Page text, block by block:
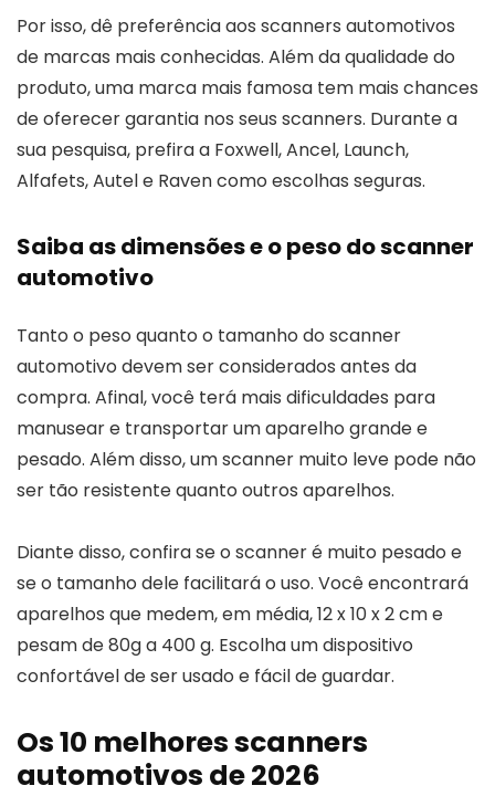
Por isso, dê preferência aos scanners automotivos
de marcas mais conhecidas. Além da qualidade do
produto, uma marca mais famosa tem mais chances
de oferecer garantia nos seus scanners. Durante a
sua pesquisa, prefira a Foxwell, Ancel, Launch,
Alfafets, Autel e Raven como escolhas seguras.
Saiba as dimensões e o peso do scanner
automotivo
Tanto o peso quanto o tamanho do scanner
automotivo devem ser considerados antes da
compra. Afinal, você terá mais dificuldades para
manusear e transportar um aparelho grande e
pesado. Além disso, um scanner muito leve pode não
ser tão resistente quanto outros aparelhos.
Diante disso, confira se o scanner é muito pesado e
se o tamanho dele facilitará o uso. Você encontrará
aparelhos que medem, em média, 12 x 10 x 2 cm e
pesam de 80g a 400 g. Escolha um dispositivo
confortável de ser usado e fácil de guardar.
Os 10 melhores scanners
automotivos de 2026